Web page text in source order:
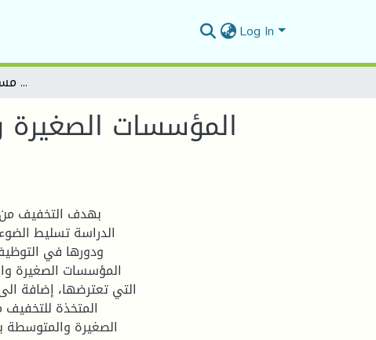
Log In
المؤسسات الصغيرة والمتوسطة كإستراتيجية مقترحة لخلق مناصب شغل على مستوى الاقتصاد الجزائري
المؤسسات
بهدف التخفيف
الدراسة تسليط
ودورها في
المؤسسات الصغيرة
التي تعترضها، إضافة
المتخذة
الصغيرة والمتوسطة